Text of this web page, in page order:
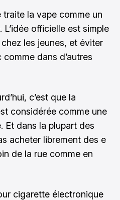
traite la vape comme un
officielle est simple
les jeunes, et éviter
dans d’autres
c’est que la
considérée comme une
Et dans la plupart des
acheter librement des e
de la rue comme en
cigarette électronique